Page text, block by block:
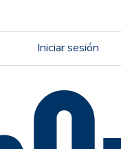
Iniciar sesión